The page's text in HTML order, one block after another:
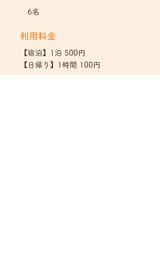
6名
利用料金
【宿泊】1泊 500円
​【日帰り】1時間 100円